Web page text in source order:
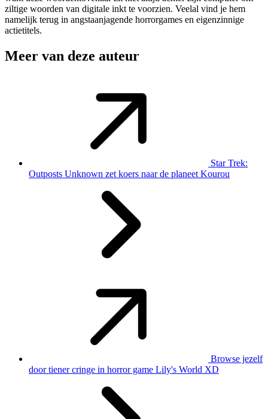
ziltige woorden van digitale inkt te voorzien. Veelal vind je hem
namelijk terug in angstaanjagende horrorgames en eigenzinnige
actietitels.
Meer van deze auteur
Star Trek:
Outposts Unknown zet koers naar de planeet Kourou
Browse jezelf
door tiener cringe in horror game Lily's World XD